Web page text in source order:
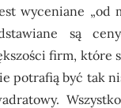
wyceniane „od
są
firm, które
potrafią być tak